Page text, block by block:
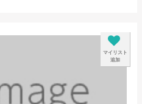
マイリスト
追加